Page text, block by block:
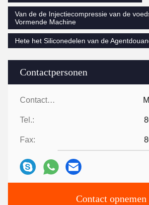
Contactpersonen
Contactpersonen:
Tel.:
Fax:
Contact opnemen
Van de de Injectiecompressie van de
Vormende Machine
Hete het Siliconedelen van de